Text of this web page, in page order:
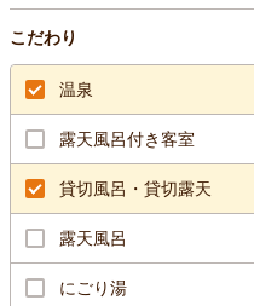
こだわり
温泉
露天風呂付き客室
貸切風呂・貸切露天
露天風呂
にごり湯